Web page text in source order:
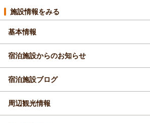
て
努めてまいります。
またのお越しを心よりお待ちしております。
施設情報をみる
基本情報
宿泊施設からのお知らせ
宿泊施設ブログ
周辺観光情報